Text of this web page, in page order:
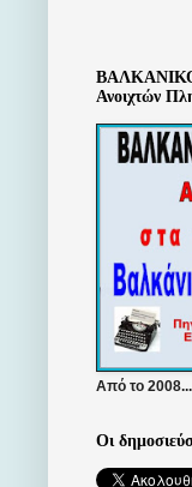
Ανοιχτών
Από το 2008...
Οι